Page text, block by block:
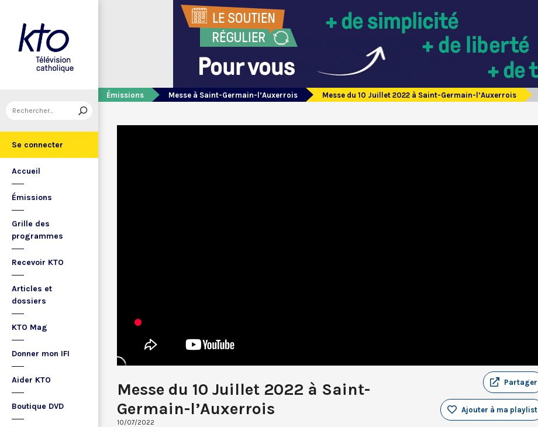
Se connecter
Accueil
Émissions
Grille des
programmes
Recevoir KTO
Articles et
dossiers
KTO Mag
Donner mon IFI
Aider KTO
Boutique DVD
Émissions Messe à Saint-Germain-l’Auxerrois Messe du 10 Juillet 2022 à Saint-Germain-l’Auxerrois
Messe du 10 Juillet 2022 à Saint-
Germain-l’Auxerrois
10/07/2022
Partager
Ajouter à ma playlist